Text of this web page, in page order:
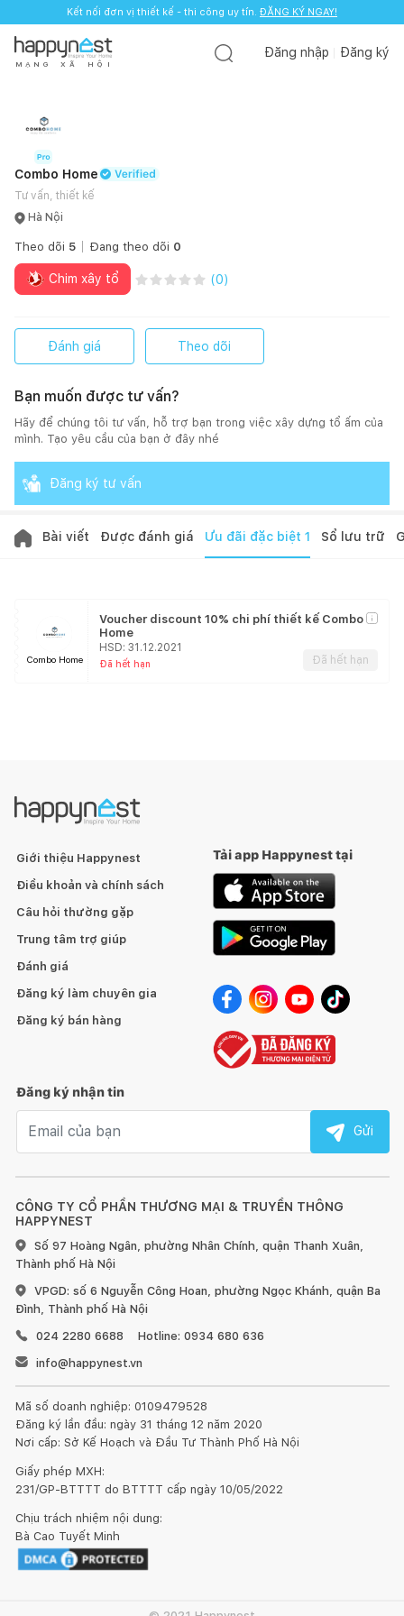
Kết nối đơn vị thiết kế - thi công uy tín. ĐĂNG KÝ NGAY!
M Ạ N G X Ã H Ộ I
Đăng nhập Đăng ký
Combo Home
Tư vấn, thiết kế
Hà Nội
Theo dõi 5 Đang theo dõi 0
Chim xây tổ (0)
Đánh giá Theo dõi
Bạn muốn được tư vấn?
Hãy để chúng tôi tư vấn, hỗ trợ bạn trong việc xây dựng tổ ấm của
mình. Tạo yêu cầu của bạn ở đây nhé
Đăng ký tư vấn
Bài viết Được đánh giá Ưu đãi đặc biệt 1 Sổ lưu trữ
Combo Home
Voucher discount 10% chi phí thiết kế Combo
Home
HSD: 31.12.2021
Đã hết hạn Đã hết hạn
CÔNG TY CỔ PHẦN THƯƠNG MẠI & TRUYỀN THÔNG
HAPPYNEST
Số 97 Hoàng Ngân, phường Nhân Chính, quận Thanh Xuân,
Thành phố Hà Nội
VPGD: số 6 Nguyễn Công Hoan, phường Ngọc Khánh, quận Ba
Đình, Thành phố Hà Nội
024 2280 6688
Hotline: 0934 680 636
info@happynest.vn
Mã số doanh nghiệp: 0109479528
Đăng ký lần đầu: ngày 31 tháng 12 năm 2020
Nơi cấp: Sở Kế Hoạch và Đầu Tư Thành Phố Hà Nội
Giấy phép MXH:
231/GP-BTTTT do BTTTT cấp ngày 10/05/2022
Chịu trách nhiệm nội dung:
Bà Cao Tuyết Minh
Giới thiệu Happynest
Điều khoản và chính sách
Câu hỏi thường gặp
Trung tâm trợ giúp
Đánh giá
Đăng ký làm chuyên gia
Đăng ký bán hàng
Tải app Happynest tại
Đăng ký nhận tin
Gửi